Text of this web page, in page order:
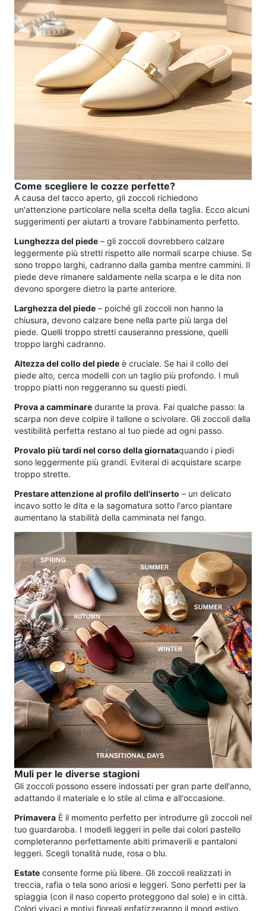
Come scegliere le cozze perfette?
A causa del tacco aperto, gli zoccoli richiedono
un'attenzione particolare nella scelta della taglia. Ecco alcuni
suggerimenti per aiutarti a trovare l'abbinamento perfetto.
Lunghezza del piede – gli zoccoli dovrebbero calzare
leggermente più stretti rispetto alle normali scarpe chiuse. Se
sono troppo larghi, cadranno dalla gamba mentre cammini. Il
piede deve rimanere saldamente nella scarpa e le dita non
devono sporgere dietro la parte anteriore.
Larghezza del piede – poiché gli zoccoli non hanno la
chiusura, devono calzare bene nella parte più larga del
piede. Quelli troppo stretti causeranno pressione, quelli
troppo larghi cadranno.
Altezza del collo del piede è cruciale. Se hai il collo del
piede alto, cerca modelli con un taglio più profondo. I muli
troppo piatti non reggeranno su questi piedi.
Prova a camminare durante la prova. Fai qualche passo: la
scarpa non deve colpire il tallone o scivolare. Gli zoccoli dalla
vestibilità perfetta restano al tuo piede ad ogni passo.
Provalo più tardi nel corso della giornataquando i piedi
sono leggermente più grandi. Eviterai di acquistare scarpe
troppo strette.
Prestare attenzione al profilo dell'inserto – un delicato
incavo sotto le dita e la sagomatura sotto l'arco plantare
aumentano la stabilità della camminata nel fango.
Muli per le diverse stagioni
Gli zoccoli possono essere indossati per gran parte dell'anno,
adattando il materiale e lo stile al clima e all'occasione.
Primavera È il momento perfetto per introdurre gli zoccoli nel
tuo guardaroba. I modelli leggeri in pelle dai colori pastello
completeranno perfettamente abiti primaverili e pantaloni
leggeri. Scegli tonalità nude, rosa o blu.
Estate consente forme più libere. Gli zoccoli realizzati in
treccia, rafia o tela sono ariosi e leggeri. Sono perfetti per la
spiaggia (con il naso coperto proteggono dal sole) e in città.
Colori vivaci e motivi floreali enfatizzeranno il mood estivo.